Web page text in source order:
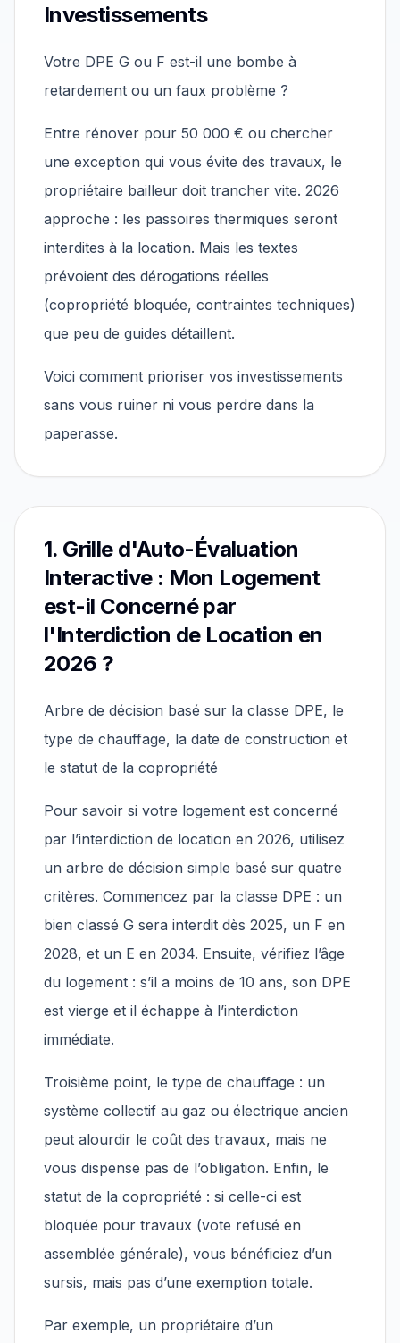
Investissements
Votre DPE G ou F est-il une bombe à
retardement ou un faux problème ?
Entre rénover pour 50 000 € ou chercher
une exception qui vous évite des travaux, le
propriétaire bailleur doit trancher vite. 2026
approche : les passoires thermiques seront
interdites à la location. Mais les textes
prévoient des dérogations réelles
(copropriété bloquée, contraintes techniques)
que peu de guides détaillent.
Voici comment prioriser vos investissements
sans vous ruiner ni vous perdre dans la
paperasse.
1. Grille d'Auto-Évaluation
Interactive : Mon Logement
est-il Concerné par
l'Interdiction de Location en
2026 ?
Arbre de décision basé sur la classe DPE, le
type de chauffage, la date de construction et
le statut de la copropriété
Pour savoir si votre logement est concerné
par l’interdiction de location en 2026, utilisez
un arbre de décision simple basé sur quatre
critères. Commencez par la classe DPE : un
bien classé G sera interdit dès 2025, un F en
2028, et un E en 2034. Ensuite, vérifiez l’âge
du logement : s’il a moins de 10 ans, son DPE
est vierge et il échappe à l’interdiction
immédiate.
Troisième point, le type de chauffage : un
système collectif au gaz ou électrique ancien
peut alourdir le coût des travaux, mais ne
vous dispense pas de l’obligation. Enfin, le
statut de la copropriété : si celle-ci est
bloquée pour travaux (vote refusé en
assemblée générale), vous bénéficiez d’un
sursis, mais pas d’une exemption totale.
Par exemple, un propriétaire d’un